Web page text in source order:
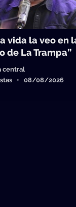
vida la veo en
de La Trampa”
central
• 08/08/2026